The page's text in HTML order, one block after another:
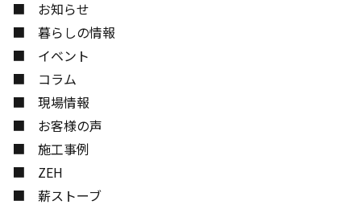
お知らせ
暮らしの情報
イベント
コラム
現場情報
お客様の声
施工事例
ZEH
薪ストーブ